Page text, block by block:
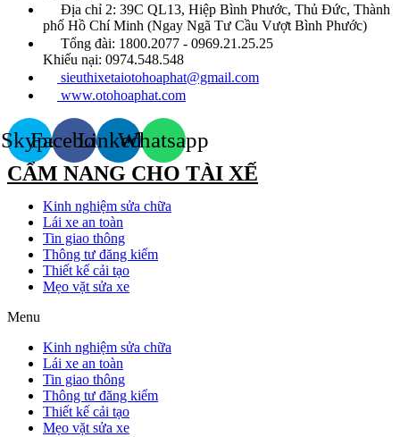
Địa chỉ 2: 39C QL13, Hiệp Bình Phước, Thủ Đức, Thành
phố Hồ Chí Minh (Ngay Ngã Tư Cầu Vượt Bình Phước)
Tổng đài: 1800.2077 - 0969.21.25.25
Khiếu nại: 0974.548.548
sieuthixetaiotohoaphat@gmail.com
www.otohoaphat.com
SkypeFacebookLinkedinWhatsapp
CẨM NANG CHO TÀI XẾ
Kinh nghiệm sửa chữa
Lái xe an toàn
Tin giao thông
Thông tư đăng kiểm
Thiết kế cải tạo
Mẹo vặt sửa xe
Menu
Kinh nghiệm sửa chữa
Lái xe an toàn
Tin giao thông
Thông tư đăng kiểm
Thiết kế cải tạo
Mẹo vặt sửa xe